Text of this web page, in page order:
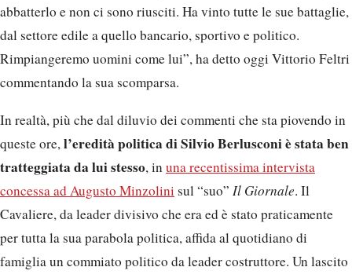
abbatterlo e non ci sono riusciti. Ha vinto tutte le sue battaglie,
dal settore edile a quello bancario, sportivo e politico.
Rimpiangeremo uomini come lui”, ha detto oggi Vittorio Feltri
commentando la sua scomparsa.
In realtà, più che dal diluvio dei commenti che sta piovendo in
queste ore,l’eredità politica di Silvio Berlusconi è stata ben
tratteggiata da lui stesso, inuna recentissima intervista
concessa ad Augusto Minzolini sul “suo” Il Giornale. Il
Cavaliere, da leader divisivo che era ed è stato praticamente
per tutta la sua parabola politica, affida al quotidiano di
famiglia un commiato politico da leader costruttore. Un lascito